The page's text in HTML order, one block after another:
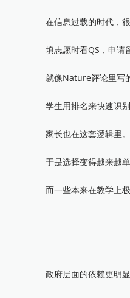
在信息过载的时代，很
填志愿时看QS，申请留
就像Nature评论里写
学生用排名来快速识别“
家长也在这套逻辑里。
于是选择变得越来越单
而一些本来在教学上极
政府层面的依赖更明显